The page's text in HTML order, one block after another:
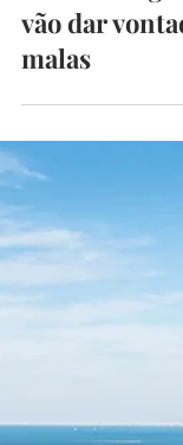
Novos
vão dar